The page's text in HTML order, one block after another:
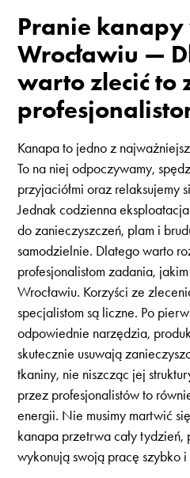
Pranie kanapy
Wrocławiu —
warto zlecić to
Kanapa to jedno z
To na niej odpoczywamy,
przyjaciółmi oraz relaksujemy
Jednak codzienna
do zanieczyszczeń, plam i
samodzielnie. Dlatego warto
profesjonalistom zadania,
Wrocławiu. Korzyści ze
specjalistom są liczne. Po
odpowiednie narzędzia,
skutecznie usuwają
tkaniny, nie niszcząc jej
przez profesjonalistów to
energii. Nie musimy martwić
kanapa przetrwa cały tydzień,
wykonują swoją pracę szybko i